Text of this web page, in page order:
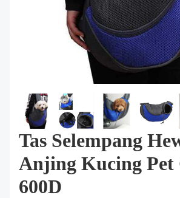
Tas Selempang
Anjing Kucing
600D